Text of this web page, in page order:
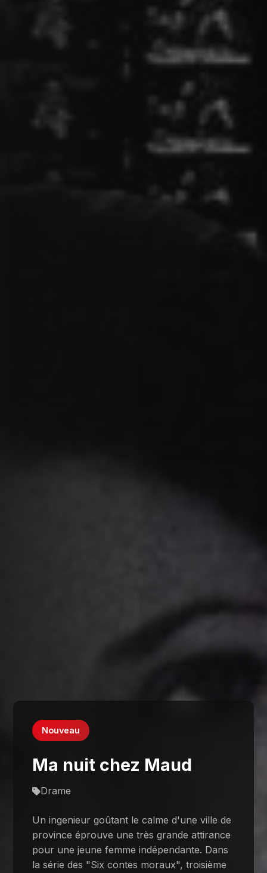
Nouveau
Ma nuit chez Maud
Drame
Un ingenieur goûtant le calme d'une ville de
province éprouve une très grande attirance
pour une jeune femme indépendante. Dans
la série des "Six contes moraux", troisième